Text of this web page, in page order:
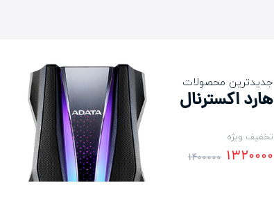
جدیدترین محصولات
هارد اکسترنال
تخفیف ویژه
1400000 1320000